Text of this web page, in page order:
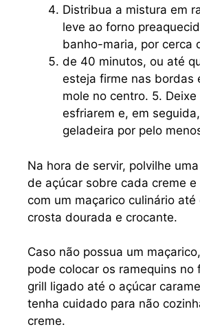
Distribua a mistura em
leve ao forno
banho-maria, por cerca
de 40 minutos, ou até
esteja firme nas bordas
mole no centro. 5. Deixe
esfriarem e, em
geladeira por pelo
Na hora de servir, polvilhe
de açúcar sobre cada creme e
com um maçarico culinário até
crosta dourada e crocante.
Caso não possua um
pode colocar os ramequins no
grill ligado até o açúcar
tenha cuidado para não
creme.